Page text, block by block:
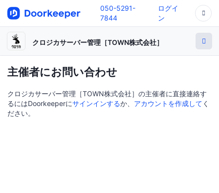
050-5291-
7844
ログイ
ン
クロジカサーバー管理［TOWN株式会社］
主催者にお問い合わせ
クロジカサーバー管理［TOWN株式会社］の主催者に直接連絡す
るにはDoorkeeperにサインインするか、 アカウントを作成して く
ださい。